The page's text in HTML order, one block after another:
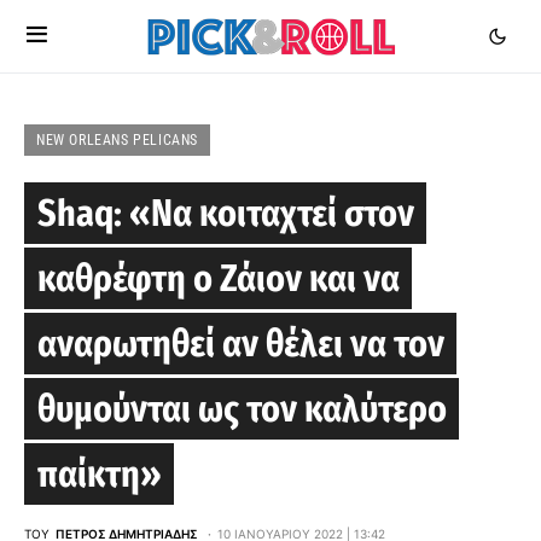
NEW ORLEANS PELICANS
Shaq: «Να κοιταχτεί στον
καθρέφτη ο Ζάιον και να
αναρωτηθεί αν θέλει να τον
θυμούνται ως τον καλύτερο
παίκτη»
ΤΟΥ ΠΈΤΡΟΣ ΔΗΜΗΤΡΙΆΔΗΣ 10 ΙΑΝΟΥΑΡΊΟΥ 2022 | 13:42